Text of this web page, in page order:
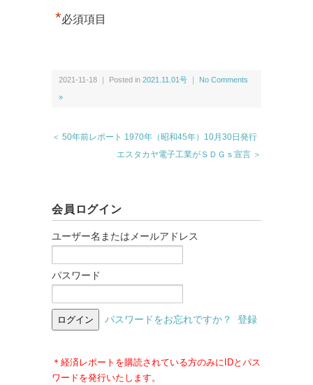
*必須項目
2021-11-18 ｜ Posted in 2021.11.01号 No Comments
»
＜ 50年前レポート 1970年（昭和45年）10月30日発行
エスタカヤ電子工業がＳＤＧｓ宣言 ＞
会員ログイン
ユーザー名またはメールアドレス
パスワード
パスワードをお忘れですか？ 登録
＊経済レポートを購読されている方のみにIDとパス
ワードを発行いたします。